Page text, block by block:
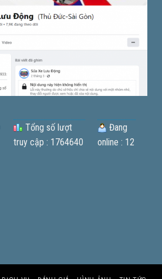
Tổng số lượt
truy cập : 1764640
Đang
online : 12